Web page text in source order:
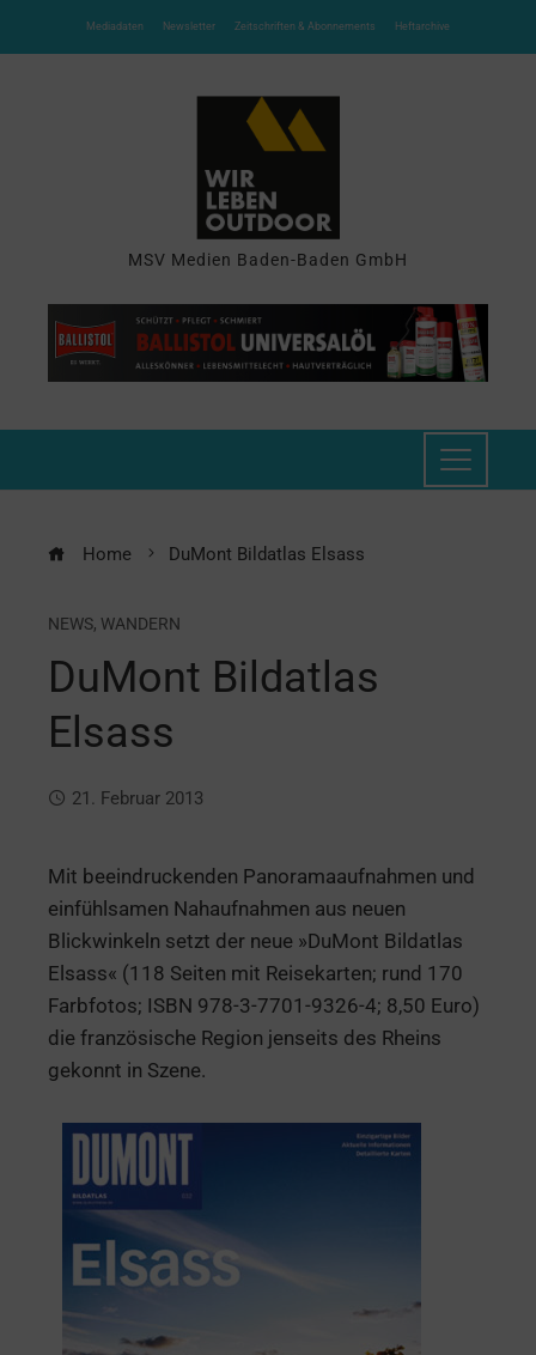
Mediadaten Newsletter Zeitschriften & Abonnements Heftarchive
MSV Medien Baden-Baden GmbH
Home DuMont Bildatlas Elsass
NEWS, WANDERN
DuMont Bildatlas
Elsass
21. Februar 2013
Mit beeindruckenden Panoramaaufnahmen und
einfühlsamen Nahaufnahmen aus neuen
Blickwinkeln setzt der neue »DuMont Bildatlas
Elsass« (118 Seiten mit Reisekarten; rund 170
Farbfotos; ISBN 978-3-7701-9326-4; 8,50 Euro)
die französische Region jenseits des Rheins
gekonnt in Szene.